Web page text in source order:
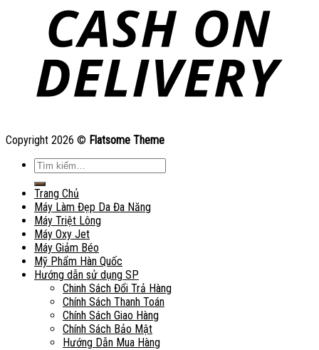
Copyright 2026 © Flatsome Theme
Tìm
kiếm:
Trang Chủ
Máy Làm Đẹp Da Đa Năng
Máy Triệt Lông
Máy Oxy Jet
Máy Giảm Béo
Mỹ Phẩm Hàn Quốc
Hướng dẫn sử dụng SP
Chinh Sách Đổi Trả Hàng
Chính Sách Thanh Toán
Chính Sách Giao Hàng
Chính Sách Bảo Mật
Hướng Dẫn Mua Hàng